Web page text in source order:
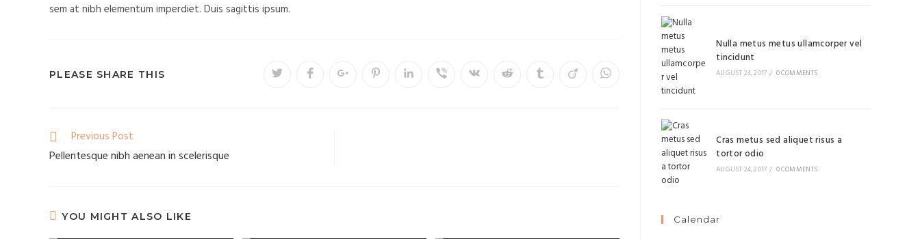
sem at nibh elementum imperdiet. Duis sagittis ipsum.
PLEASE SHARE THIS
Previous Post
Pellentesque nibh aenean in scelerisque
YOU MIGHT ALSO LIKE
Nulla metus metus ullamcorper vel
tincidunt
AUGUST 24, 2017 / 0 COMMENTS
Cras metus sed aliquet risus a
tortor odio
AUGUST 24, 2017 / 0 COMMENTS
Calendar